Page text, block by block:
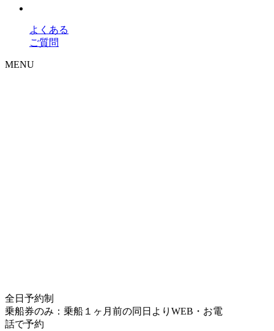
よくある
ご質問
MENU
全日予約制
乗船券のみ：乗船１ヶ月前の同日よりWEB・お電
話で予約